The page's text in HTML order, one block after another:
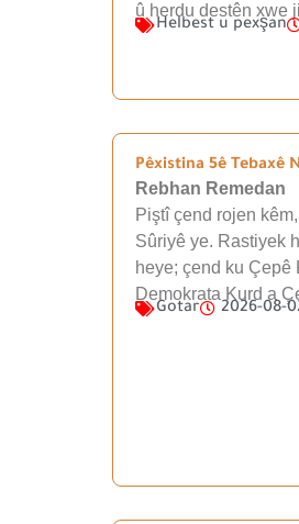
û herdu destên xwe
Helbest u pexşan
Pêxistina 5ê Tebaxê
Rebhan Remedan
Piştî çend rojen
Sûriyê ye. Rastiyek
heye; çend ku
Demokrata Kurd a
Gotar 2026-08-